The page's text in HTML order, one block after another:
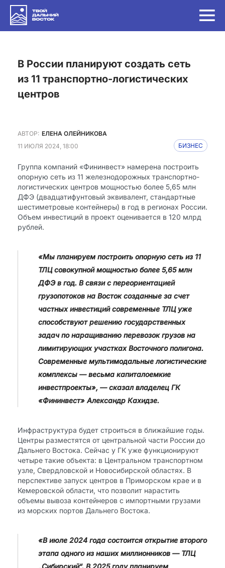
в России планируют создать сеть
из 11 транспортно-логистических
центров
АВТОР: ЕЛЕНА ОЛЕЙНИКОВА
11 ИЮЛЯ 2024, 18:00
БИЗНЕС
Группа компаний «Фининвест» намерена построить
опорную сеть из 11 железнодорожных транспортно-
логистических центров мощностью более 5,65 млн
ДФЭ (двадцатифунтовый эквивалент, стандартные
шестиметровые контейнеры) в год в регионах России.
Объем инвестиций в проект оценивается в 120 млрд
рублей.
«Мы планируем построить опорную сеть из 11
ТЛЦ совокупной мощностью более 5,65 млн
ДФЭ в год. В связи с переориентацией
грузопотоков на Восток созданные за счет
частных инвестиций современные ТЛЦ уже
способствуют решению государственных
задач по наращиванию перевозок грузов на
лимитирующих участках Восточного полигона.
Современные мультимодальные логистические
комплексы — весьма капиталоемкие
инвестпроекты», — сказал владелец ГК
«Фининвест» Александр Кахидзе.
Инфраструктура будет строиться в ближайшие годы.
Центры разместятся от центральной части России до
Дальнего Востока. Сейчас у ГК уже функционируют
четыре такие объекта: в Центральном транспортном
узле, Свердловской и Новосибирской областях. В
перспективе запуск центров в Приморском крае и в
Кемеровской области, что позволит нарастить
объемы вывоза контейнеров с импортными грузами
из морских портов Дальнего Востока.
«В июле 2024 года состоится открытие второго
этапа одного из наших миллионников — ТЛЦ
„Сибирский“. В 2025 году планируем